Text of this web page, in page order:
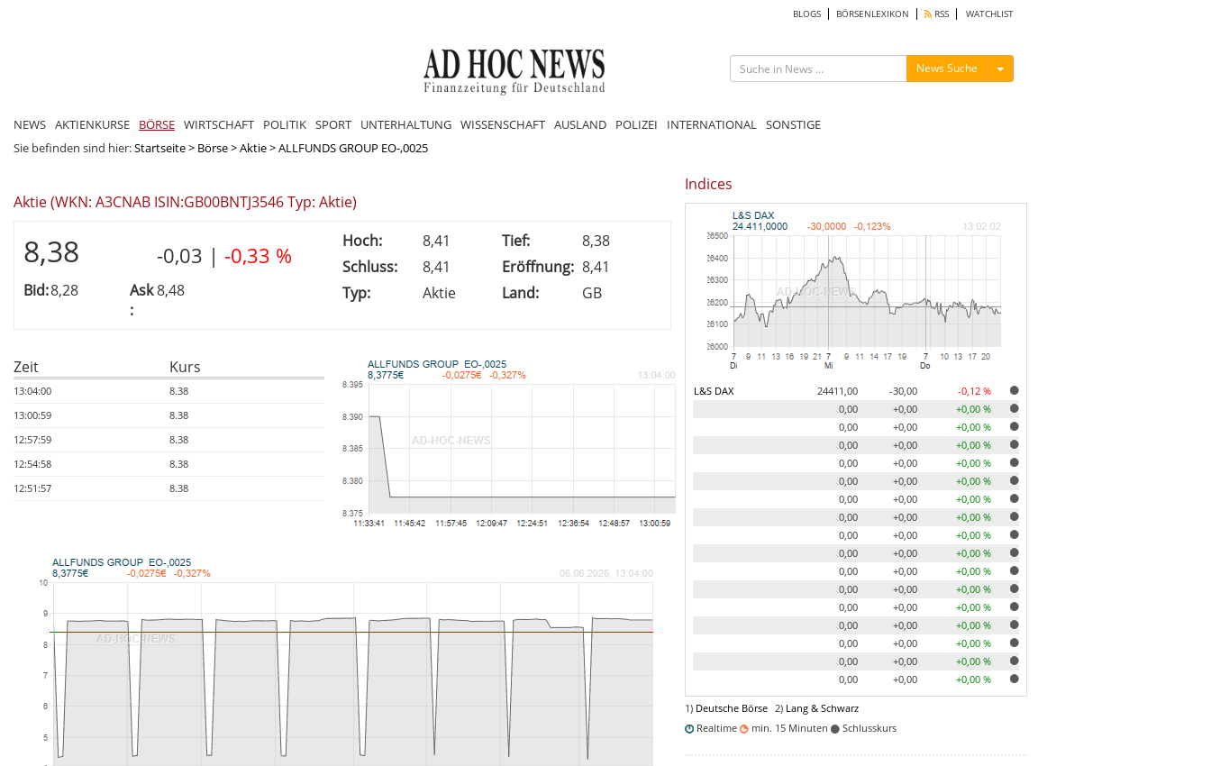
BLOGS BÖRSENLEXIKON RSS WATCHLIST
News Suche Menü ein-/ausblenden
NEWS AKTIENKURSE BÖRSE WIRTSCHAFT POLITIK SPORT UNTERHALTUNG WISSENSCHAFT AUSLAND POLIZEI INTERNATIONAL SONSTIGE
Sie befinden sind hier:Startseite> Börse>Aktie>ALLFUNDS GROUP EO-,0025
Aktie (WKN: A3CNAB ISIN:GB00BNTJ3546 Typ: Aktie)
8,38 -0,03 | -0,33 %
Bid:8,28
Ask
:
8,48
Hoch: 8,41 Tief:
8,38
Schluss:
8,41 Eröffnung: 8,41
Typ:
Aktie Land: GB
Zeit Kurs
13:04:00
8.38
13:00:59
8.38
12:57:59
8.38
12:54:58
8.38
12:51:57
8.38
Indices
L&S DAX 24411,00 -30,00
-0,12 %
0,00
+0,00
+0,00 %
0,00
+0,00
+0,00 %
0,00
+0,00
+0,00 %
0,00
+0,00
+0,00 %
0,00
+0,00
+0,00 %
0,00
+0,00
+0,00 %
0,00
+0,00
+0,00 %
0,00
+0,00
+0,00 %
0,00
+0,00
+0,00 %
0,00
+0,00
+0,00 %
0,00
+0,00
+0,00 %
0,00
+0,00
+0,00 %
0,00
+0,00
+0,00 %
0,00
+0,00
+0,00 %
0,00
+0,00
+0,00 %
0,00
+0,00 +0,00 %
1) Deutsche Börse 2) Lang & Schwarz
Realtime
min. 15 Minuten Schlusskurs